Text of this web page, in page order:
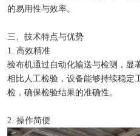
的易用性与效率。
三、技术特点与优势
1. 高效精准
验布机通过自动化输送与检测，显
相比人工检验，设备能够持续稳定
检，确保检验结果的准确性。
2. 操作简便